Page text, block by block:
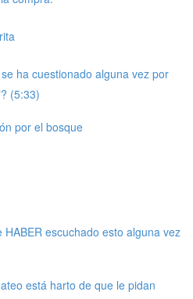
ha cuestionado alguna vez por
(5:33)
por el bosque
HABER escuchado esto alguna vez
está harto de que le pidan